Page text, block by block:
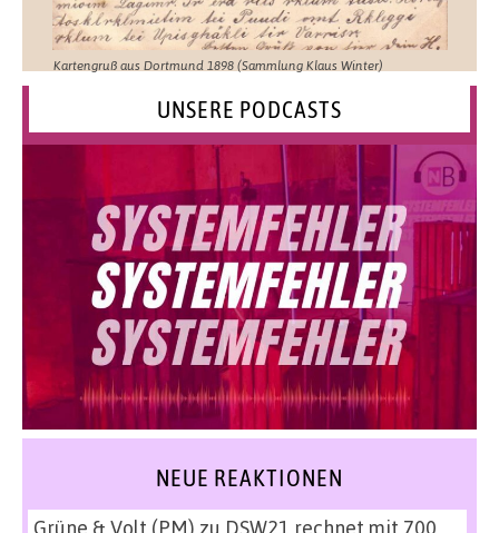
Kartengruß aus Dortmund 1898 (Sammlung Klaus Winter)
UNSERE PODCASTS
NEUE REAKTIONEN
Grüne & Volt (PM) zu DSW21 rechnet mit 700